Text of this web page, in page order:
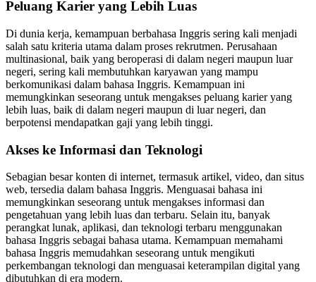
Peluang Karier yang Lebih Luas
Di dunia kerja, kemampuan berbahasa Inggris sering kali menjadi
salah satu kriteria utama dalam proses rekrutmen. Perusahaan
multinasional, baik yang beroperasi di dalam negeri maupun luar
negeri, sering kali membutuhkan karyawan yang mampu
berkomunikasi dalam bahasa Inggris. Kemampuan ini
memungkinkan seseorang untuk mengakses peluang karier yang
lebih luas, baik di dalam negeri maupun di luar negeri, dan
berpotensi mendapatkan gaji yang lebih tinggi.
Akses ke Informasi dan Teknologi
Sebagian besar konten di internet, termasuk artikel, video, dan situs
web, tersedia dalam bahasa Inggris. Menguasai bahasa ini
memungkinkan seseorang untuk mengakses informasi dan
pengetahuan yang lebih luas dan terbaru. Selain itu, banyak
perangkat lunak, aplikasi, dan teknologi terbaru menggunakan
bahasa Inggris sebagai bahasa utama. Kemampuan memahami
bahasa Inggris memudahkan seseorang untuk mengikuti
perkembangan teknologi dan menguasai keterampilan digital yang
dibutuhkan di era modern.